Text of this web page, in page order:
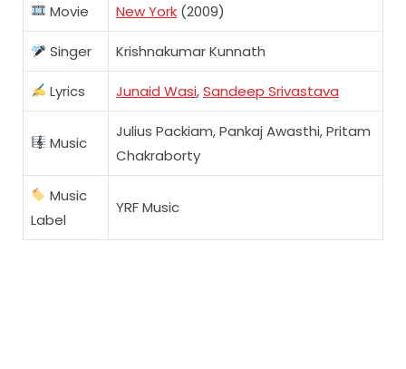
Movie New York (2009)
Singer Krishnakumar Kunnath
Lyrics Junaid Wasi,Sandeep Srivastava
Music
Julius Packiam, Pankaj Awasthi, Pritam
Chakraborty
Music
Label
YRF Music